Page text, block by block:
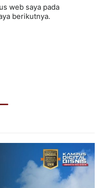
web saya pada
berikutnya.